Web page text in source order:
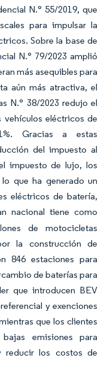
N.° 55/2019, que
para impulsar la
Sobre la base de
N.° 79/2023 amplió
más asequibles para
aún más atractiva, el
N.° 38/2023 redujo el
eléctricos de
Gracias a estas
del impuesto al
impuesto de lujo, los
que ha generado un
eléctricos de batería,
nacional tiene como
de motocicletas
la construcción de
846 estaciones para
de baterías para
que introducen BEV
y exenciones
que los clientes
emisiones para
reducir los costos de